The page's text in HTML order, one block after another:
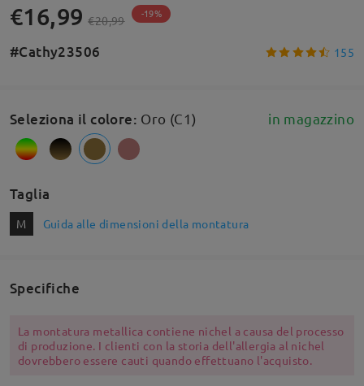
€16,99 €20,99 -19%
#Cathy23506 155
Seleziona il colore: Oro (C1) in magazzino
Taglia
M Guida alle dimensioni della montatura
Specifiche
La montatura metallica contiene nichel a causa del processo
di produzione. I clienti con la storia dell'allergia al nichel
dovrebbero essere cauti quando effettuano l'acquisto.